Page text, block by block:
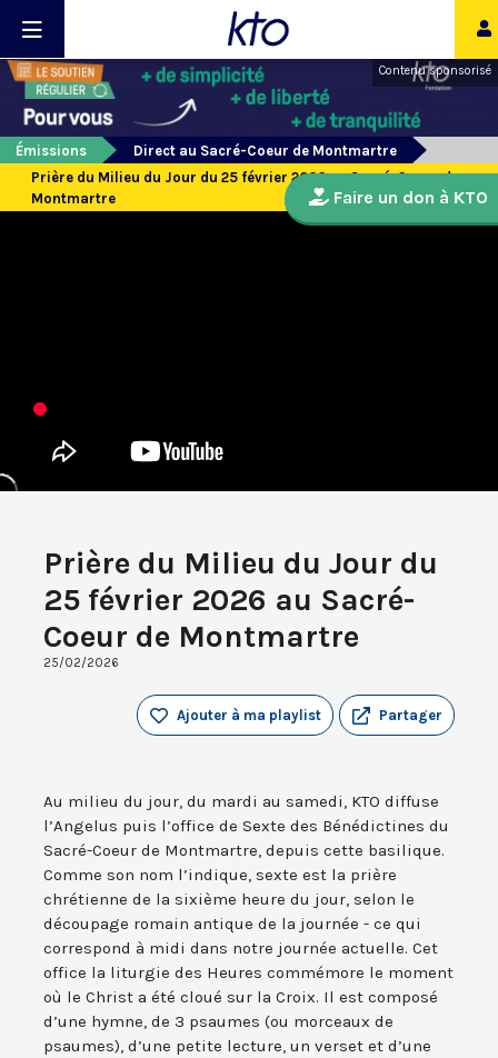
Contenu sponsorisé
Émissions
Direct au Sacré-Coeur de Montmartre
Prière du Milieu du Jour du 25 février 2026 au Sacré-Coeur de
Montmartre
Prière du Milieu du Jour du
25 février 2026 au Sacré-
Coeur de Montmartre
25/02/2026
Partager
Ajouter à ma playlist
Au milieu du jour, du mardi au samedi, KTO diffuse
l’Angelus puis l’office de Sexte des Bénédictines du
Sacré-Coeur de Montmartre, depuis cette basilique.
Comme son nom l’indique, sexte est la prière
chrétienne de la sixième heure du jour, selon le
découpage romain antique de la journée - ce qui
correspond à midi dans notre journée actuelle. Cet
office la liturgie des Heures commémore le moment
où le Christ a été cloué sur la Croix. Il est composé
d’une hymne, de 3 psaumes (ou morceaux de
psaumes), d’une petite lecture, un verset et d’une
Faire un don à KTO